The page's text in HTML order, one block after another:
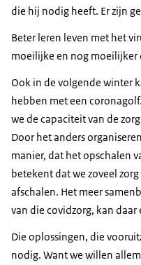
die hij nodig heeft. Er zijn
Beter leren leven met het
moeilijke en nog moeilijker
Ook in de volgende winter
hebben met een
we de capaciteit van de
Door het anders
manier, dat het opschalen
betekent dat we zoveel
afschalen. Het meer
van die covidzorg, kan
Die oplossingen, die
nodig. Want we willen